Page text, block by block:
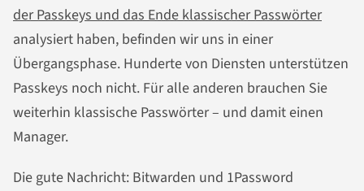
der Passkeys und das Ende klassischer Passwörter
analysiert haben, befinden wir uns in einer
Übergangsphase. Hunderte von Diensten unterstützen
Passkeys noch nicht. Für alle anderen brauchen Sie
weiterhin klassische Passwörter – und damit einen
Manager.
Die gute Nachricht: Bitwarden und 1Password